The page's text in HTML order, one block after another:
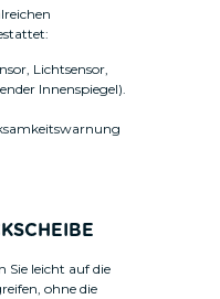
Lichtsensor,
Innenspiegel).
Sie leicht auf die
ohne die